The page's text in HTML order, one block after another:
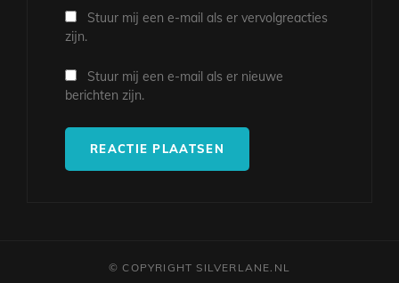
Stuur mij een e-mail als er vervolgreacties
zijn.
Stuur mij een e-mail als er nieuwe
berichten zijn.
© COPYRIGHT SILVERLANE.NL